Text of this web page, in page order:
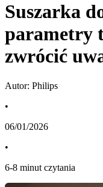
Suszarka
parametry
zwrócić
Autor: Philips
•
06/01/2026
•
6-8 minut czytania